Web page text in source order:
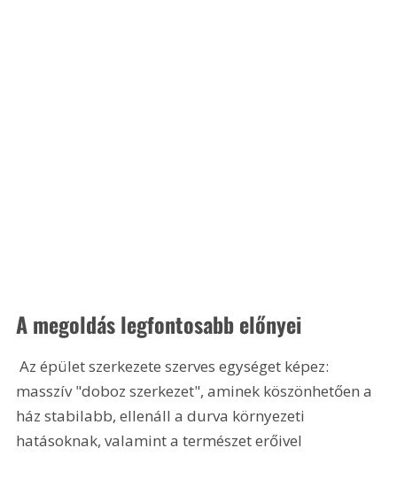
A megoldás legfontosabb előnyei
Az épület szerkezete szerves egységet képez:
masszív "doboz szerkezet", aminek köszönhetően a
ház stabilabb, ellenáll a durva környezeti
hatásoknak, valamint a természet erőivel